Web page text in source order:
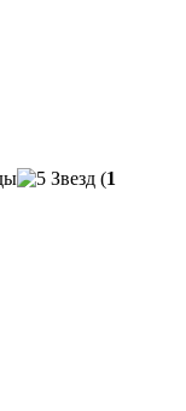
(1